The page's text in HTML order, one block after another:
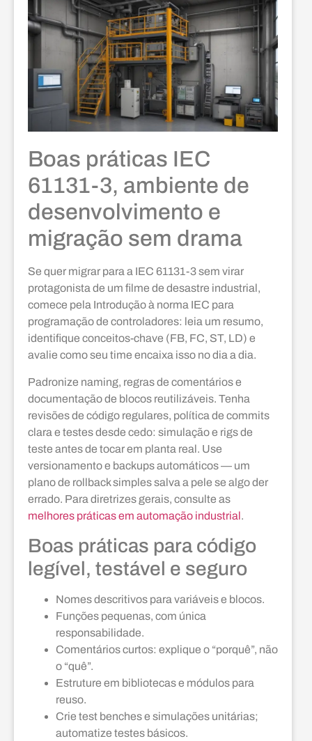
Boas práticas IEC
61131-3, ambiente de
desenvolvimento e
migração sem drama
Se quer migrar para a IEC 61131-3 sem virar
protagonista de um filme de desastre industrial,
comece pela Introdução à norma IEC para
programação de controladores: leia um resumo,
identifique conceitos-chave (FB, FC, ST, LD) e
avalie como seu time encaixa isso no dia a dia.
Padronize naming, regras de comentários e
documentação de blocos reutilizáveis. Tenha
revisões de código regulares, política de commits
clara e testes desde cedo: simulação e rigs de
teste antes de tocar em planta real. Use
versionamento e backups automáticos — um
plano de rollback simples salva a pele se algo der
errado. Para diretrizes gerais, consulte as
melhores práticas em automação industrial.
Boas práticas para código
legível, testável e seguro
Nomes descritivos para variáveis e blocos.
Funções pequenas, com única
responsabilidade.
Comentários curtos: explique o “porquê”, não
o “quê”.
Estruture em bibliotecas e módulos para
reuso.
Crie test benches e simulações unitárias;
automatize testes básicos.